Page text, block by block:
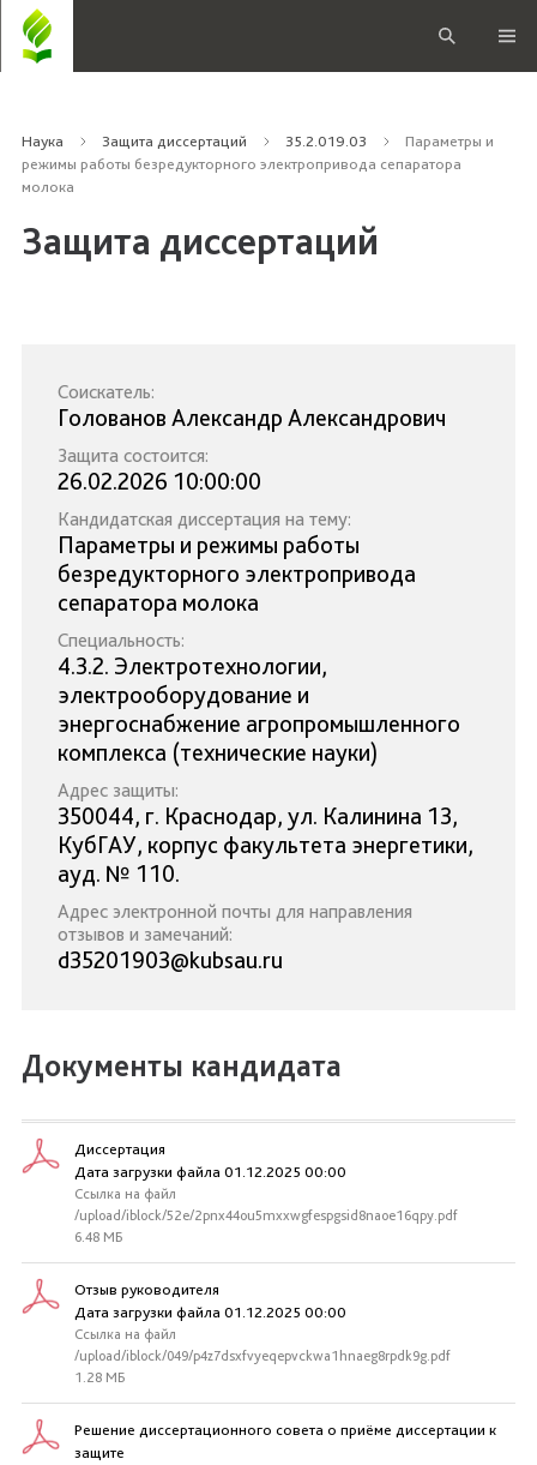
Наука Защита диссертаций 35.2.019.03
Параметры и
режимы работы безредукторного электропривода сепаратора
молока
Защита диссертаций
Соискатель:
Голованов Александр Александрович
Защита состоится:
26.02.2026 10:00:00
Кандидатская диссертация на тему:
Параметры и режимы работы
безредукторного электропривода
сепаратора молока
Специальность:
4.3.2. Электротехнологии,
электрооборудование и
энергоснабжение агропромышленного
комплекса (технические науки)
Адрес защиты:
350044, г. Краснодар, ул. Калинина 13,
КубГАУ, корпус факультета энергетики,
ауд. № 110.
Адрес электронной почты для направления
отзывов и замечаний:
d35201903@kubsau.ru
Документы кандидата
Диссертация
Дата загрузки файла 01.12.2025 00:00
Ссылка на файл
/upload/iblock/52e/2pnx44ou5mxxwgfespgsid8naoe16qpy.pdf
6.48 МБ
Отзыв руководителя
Дата загрузки файла 01.12.2025 00:00
Ссылка на файл
/upload/iblock/049/p4z7dsxfvyeqepvckwa1hnaeg8rpdk9g.pdf
1.28 МБ
Решение диссертационного совета о приёме диссертации к
защите